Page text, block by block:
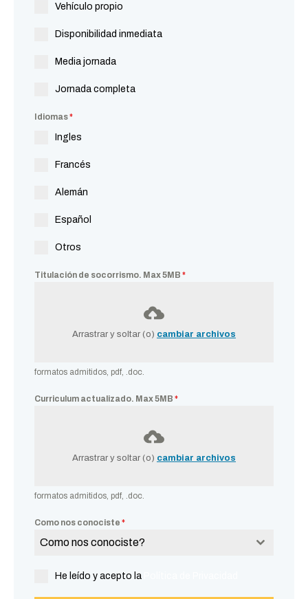
Vehículo propio
Disponibilidad inmediata
Media jornada
Jornada completa
Idiomas*
Ingles
Francés
Alemán
Español
Otros
Titulación de socorrismo. Max 5MB *
Arrastrar y soltar (o) cambiar archivos
formatos admitidos, pdf, .doc.
Curriculum actualizado. Max 5MB *
Arrastrar y soltar (o) cambiar archivos
formatos admitidos, pdf, .doc.
Como nos conociste *
Como nos conociste?
He leído y acepto la